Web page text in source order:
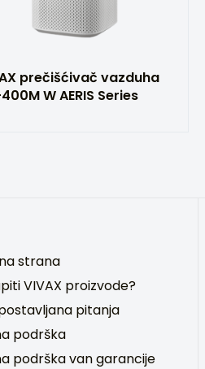
prečišćivač vazduha
W AERIS Series
strana
VIVAX proizvode?
pitanja
podrška
podrška van garancije